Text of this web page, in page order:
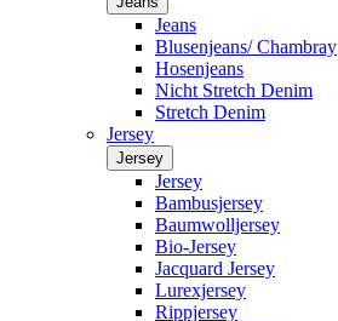
Jeans
Blusenjeans/ Chambray
Hosenjeans
Nicht Stretch Denim
Stretch Denim
Jersey
Jersey
Jersey
Bambusjersey
Baumwolljersey
Bio-Jersey
Jacquard Jersey
Lurexjersey
Rippjersey